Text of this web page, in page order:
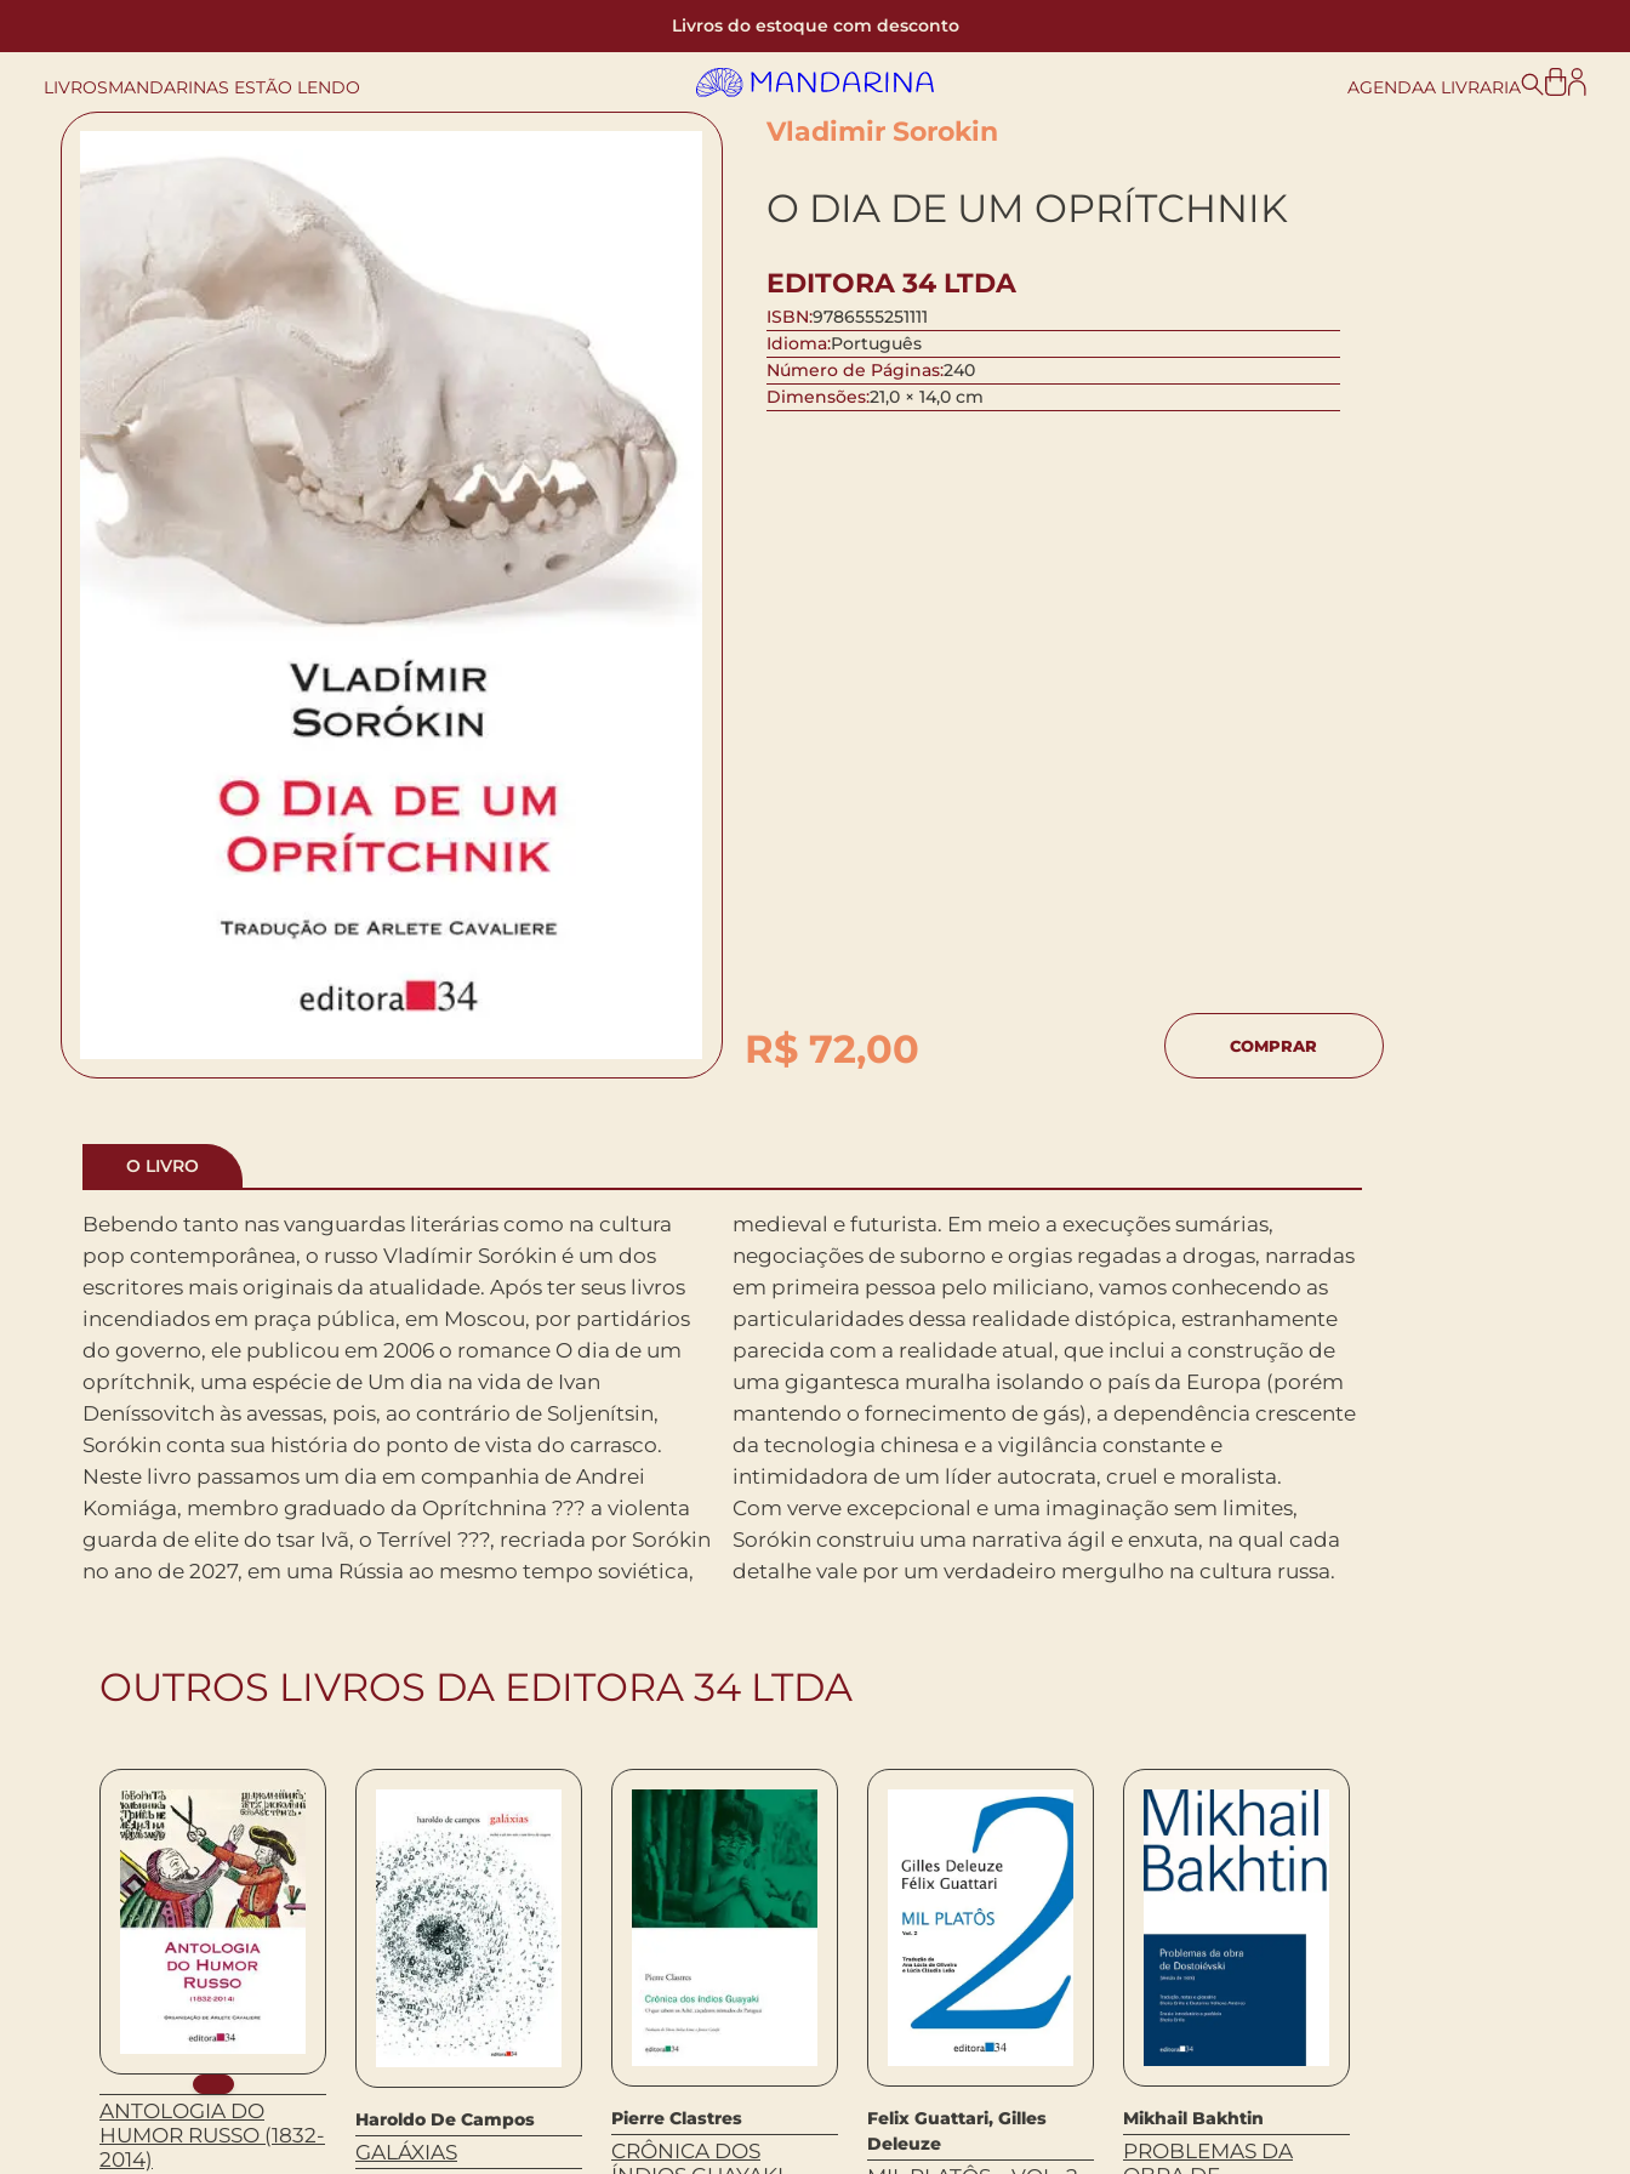
Livros do estoque com desconto
LIVROSMANDARINAS ESTÃO LENDO AGENDAA LIVRARIA
Vladimir Sorokin
O DIA DE UM OPRÍTCHNIK
EDITORA 34 LTDA
ISBN:9786555251111
Idioma:Português
Número de Páginas:240
Dimensões:21,0 × 14,0 cm
R$72,00 COMPRAR
O LIVRO
Bebendo tanto nas vanguardas literárias como na cultura
pop contemporânea, o russo Vladímir Sorókin é um dos
escritores mais originais da atualidade. Após ter seus livros
incendiados em praça pública, em Moscou, por partidários
do governo, ele publicou em 2006 o romance O dia de um
oprítchnik, uma espécie de Um dia na vida de Ivan
Deníssovitch às avessas, pois, ao contrário de Soljenítsin,
Sorókin conta sua história do ponto de vista do carrasco.
Neste livro passamos um dia em companhia de Andrei
Komiága, membro graduado da Oprítchnina ??? a violenta
guarda de elite do tsar Ivã, o Terrível ???, recriada por Sorókin
no ano de 2027, em uma Rússia ao mesmo tempo soviética,
medieval e futurista. Em meio a execuções sumárias,
negociações de suborno e orgias regadas a drogas, narradas
em primeira pessoa pelo miliciano, vamos conhecendo as
particularidades dessa realidade distópica, estranhamente
parecida com a realidade atual, que inclui a construção de
uma gigantesca muralha isolando o país da Europa (porém
mantendo o fornecimento de gás), a dependência crescente
da tecnologia chinesa e a vigilância constante e
intimidadora de um líder autocrata, cruel e moralista.
Com verve excepcional e uma imaginação sem limites,
Sorókin construiu uma narrativa ágil e enxuta, na qual cada
detalhe vale por um verdadeiro mergulho na cultura russa.
OUTROS LIVROS DA EDITORA 34 LTDA
ANTOLOGIA DO
HUMOR RUSSO (1832-
2014)
Haroldo De Campos
GALÁXIAS
Pierre Clastres
CRÔNICA DOS
Felix Guattari, Gilles
Deleuze
Mikhail Bakhtin
PROBLEMAS DA